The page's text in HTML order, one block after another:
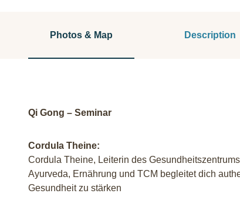
Photos & Map Description
Qi Gong – Seminar
Cordula Theine:
Cordula Theine, Leiterin des
Ayurveda, Ernährung und TCM begleitet dich
Gesundheit zu stärken